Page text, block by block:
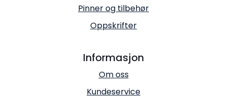
Pinner og tilbehør
Oppskrifter
Informasjon
Om oss
Kundeservice